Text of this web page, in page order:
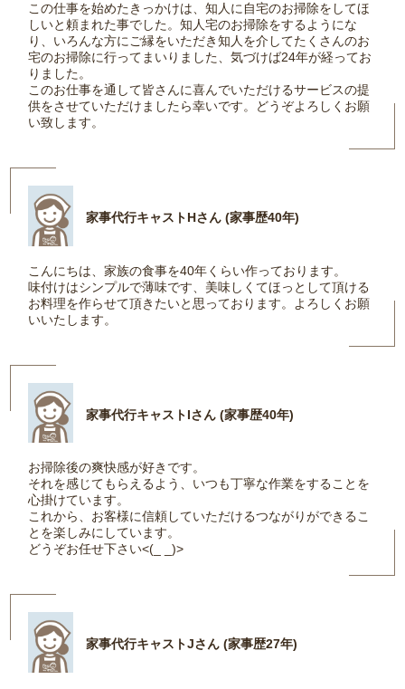
この仕事を始めたきっかけは、知人に自宅のお掃除をしてほ
しいと頼まれた事でした。知人宅のお掃除をするようにな
り、いろんな方にご縁をいただき知人を介してたくさんのお
宅のお掃除に行ってまいりました、気づけば24年が経ってお
りました。
このお仕事を通して皆さんに喜んでいただけるサービスの提
供をさせていただけましたら幸いです。どうぞよろしくお願
い致します。
家事代行キャストHさん (家事歴40年)
こんにちは、家族の食事を40年くらい作っております。
味付けはシンプルで薄味です、美味しくてほっとして頂ける
お料理を作らせて頂きたいと思っております。よろしくお願
いいたします。
家事代行キャストIさん (家事歴40年)
お掃除後の爽快感が好きです。
それを感じてもらえるよう、いつも丁寧な作業をすることを
心掛けています。
これから、お客様に信頼していただけるつながりができるこ
とを楽しみにしています。
どうぞお任せ下さい<(_ _)>
家事代行キャストJさん (家事歴27年)